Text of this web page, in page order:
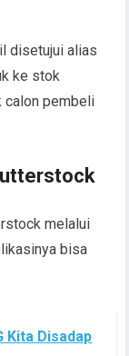
disetujui alias
ke stok
calon pembeli
melalui
bisa
Kita Disadap